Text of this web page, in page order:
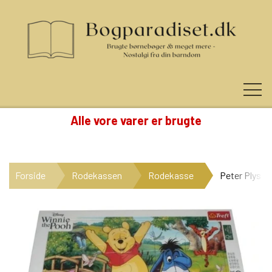
KATEGORIER
Alle vore varer er brugte
Forside Rodekassen Rodekasse Peter Plys